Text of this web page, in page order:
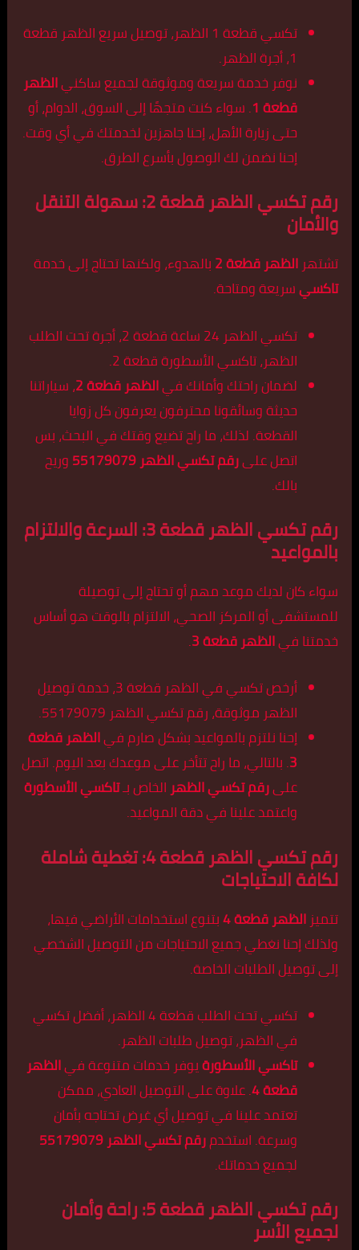
تكسي قطعة 1 الظهر، توصيل سريع الظهر قطعة
1، أجرة الظهر.
نوفر خدمة سريعة وموثوقة لجميع ساكنيالظهر
قطعة 1 . سواء كنت متجهًا إلى السوق، الدوام، أو
حتى زيارة الأهل، إحنا جاهزين لخدمتك في أي وقت.
إحنا نضمن لك الوصول بأسرع الطرق.
رقم تكسي الظهر قطعة 2: سهولة التنقل
والأمان
تشتهرالظهر قطعة 2 بالهدوء، ولكنها تحتاج إلى خدمة
تاكسيسريعة ومتاحة.
تكسي الظهر 24 ساعة قطعة 2، أجرة تحت الطلب
الظهر، تاكسي الأسطورة قطعة 2.
لضمان راحتك وأمانك فيالظهر قطعة 2 ، سياراتنا
حديثة وسائقونا محترفون يعرفون كل زوايا
القطعة. لذلك، ما راح تضيع وقتك في البحث، بس
اتصل علىرقم تكسي الظهر 55179079
وريح
بالك.
رقم تكسي الظهر قطعة 3: السرعة والالتزام
بالمواعيد
سواء كان لديك موعد مهم أو تحتاج إلى توصيلة
للمستشفى أو المركز الصحي، الالتزام بالوقت هو أساس
خدمتنا فيالظهر قطعة 3 .
أرخص تكسي في الظهر قطعة 3، خدمة توصيل
الظهر موثوقة، رقم تكسي الظهر 55179079.
إحنا نلتزم بالمواعيد بشكل صارم فيالظهر قطعة
3. بالتالي، ما راح تتأخر على موعدك بعد اليوم. اتصل
علىرقم تكسي الظهرالخاص بـتاكسي الأسطورة
واعتمد علينا في دقة المواعيد.
رقم تكسي الظهر قطعة 4: تغطية شاملة
لكافة الاحتياجات
تتميزالظهر قطعة 4 بتنوع استخدامات الأراضي فيها،
ولذلك إحنا نغطي جميع الاحتياجات من التوصيل الشخصي
إلى توصيل الطلبات الخاصة.
تكسي تحت الطلب قطعة 4 الظهر، أفضل تكسي
في الظهر، توصيل طلبات الظهر.
تاكسي الأسطورةيوفر خدمات متنوعة فيالظهر
قطعة 4 . علاوة على التوصيل العادي، ممكن
تعتمد علينا في توصيل أي غرض تحتاجه بأمان
وسرعة. استخدمرقم تكسي الظهر 55179079
لجميع خدماتك.
رقم تكسي الظهر قطعة 5: راحة وأمان
لجميع الأسر